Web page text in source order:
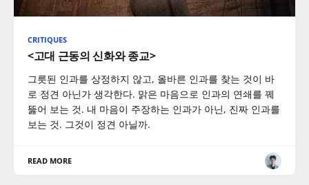
CRITIQUES
<고대 근동의 신화와 종교>
그릇된 인과를 상정하지 않고, 올바른 인과를 찾는 것이 바
로 정견 아닌가 생각한다. 맑은 마음으로 인과의 연쇄를 꿰
뚫어 보는 것. 내 마음이 주장하는 인과가 아닌, 진짜 인과를
보는 것. 그것이 정견 아닐까.
READ MORE